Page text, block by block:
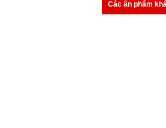
Các ấn phẩm